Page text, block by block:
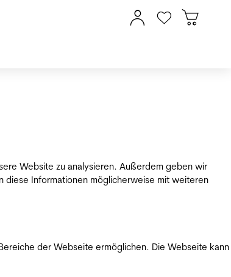
Website zu analysieren. Außerdem geben wir
diese Informationen möglicherweise mit weiteren
der Webseite ermöglichen. Die Webseite kann